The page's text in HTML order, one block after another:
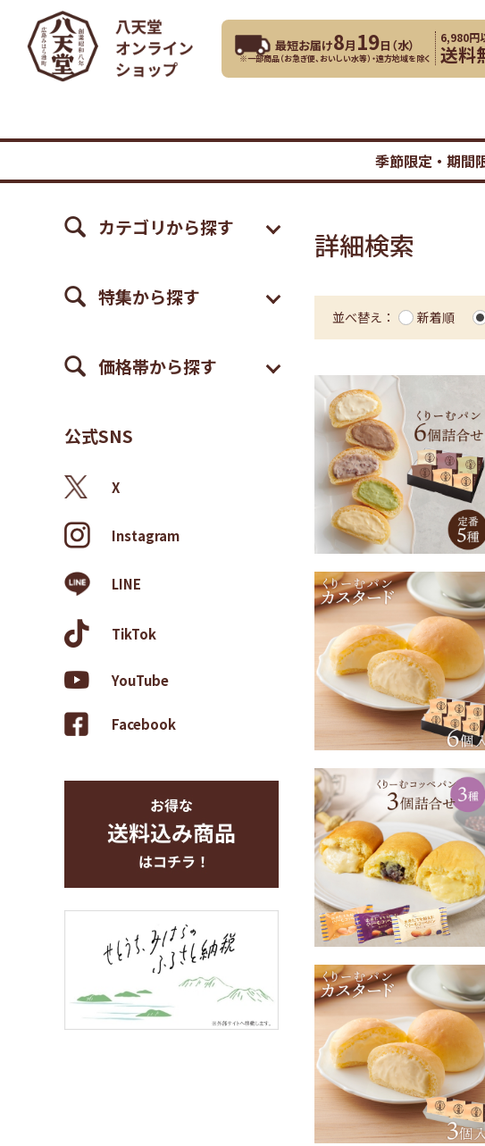
最短お届け8月 19日（水）
※一部商品（お急ぎ便、おいしい水等）・遠方地域を除く
6,980円
送料
季節限定・期間
カテゴリから探す
特集から探す
価格帯から探す
公式SNS
X
Instagram
LINE
TikTok
YouTube
Facebook
詳細検索
並べ替え： 新着順